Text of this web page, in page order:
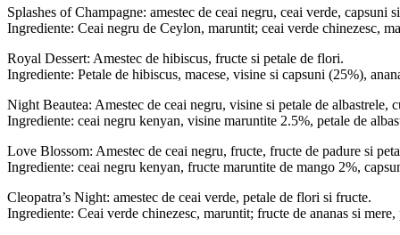
Splashes of Champagne: amestec de ceai negru, ceai verde, capsuni
Ingrediente: Ceai negru de Ceylon, maruntit; ceai verde chinezesc,
Royal Dessert: Amestec de hibiscus, fructe si petale de flori.
Ingrediente: Petale de hibiscus, macese, visine si capsuni (25%),
Night Beautea: Amestec de ceai negru, visine si petale de albastrele,
Ingrediente: ceai negru kenyan, visine maruntite 2.5%, petale de
Love Blossom: Amestec de ceai negru, fructe, fructe de padure si
Ingrediente: ceai negru kenyan, fructe maruntite de mango 2%,
Cleopatra’s Night: amestec de ceai verde, petale de flori si fructe.
Ingrediente: Ceai verde chinezesc, maruntit; fructe de ananas si